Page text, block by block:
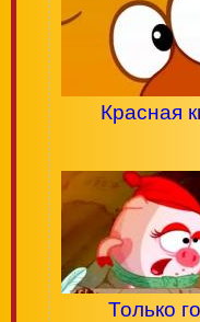
Красная
Только